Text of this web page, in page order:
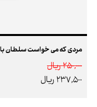
مردی که می خواست سلطان
250,000 ريال
237,500 ريال